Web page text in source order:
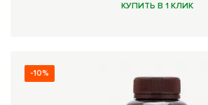
КУПИТЬ В 1 КЛИК
-10%